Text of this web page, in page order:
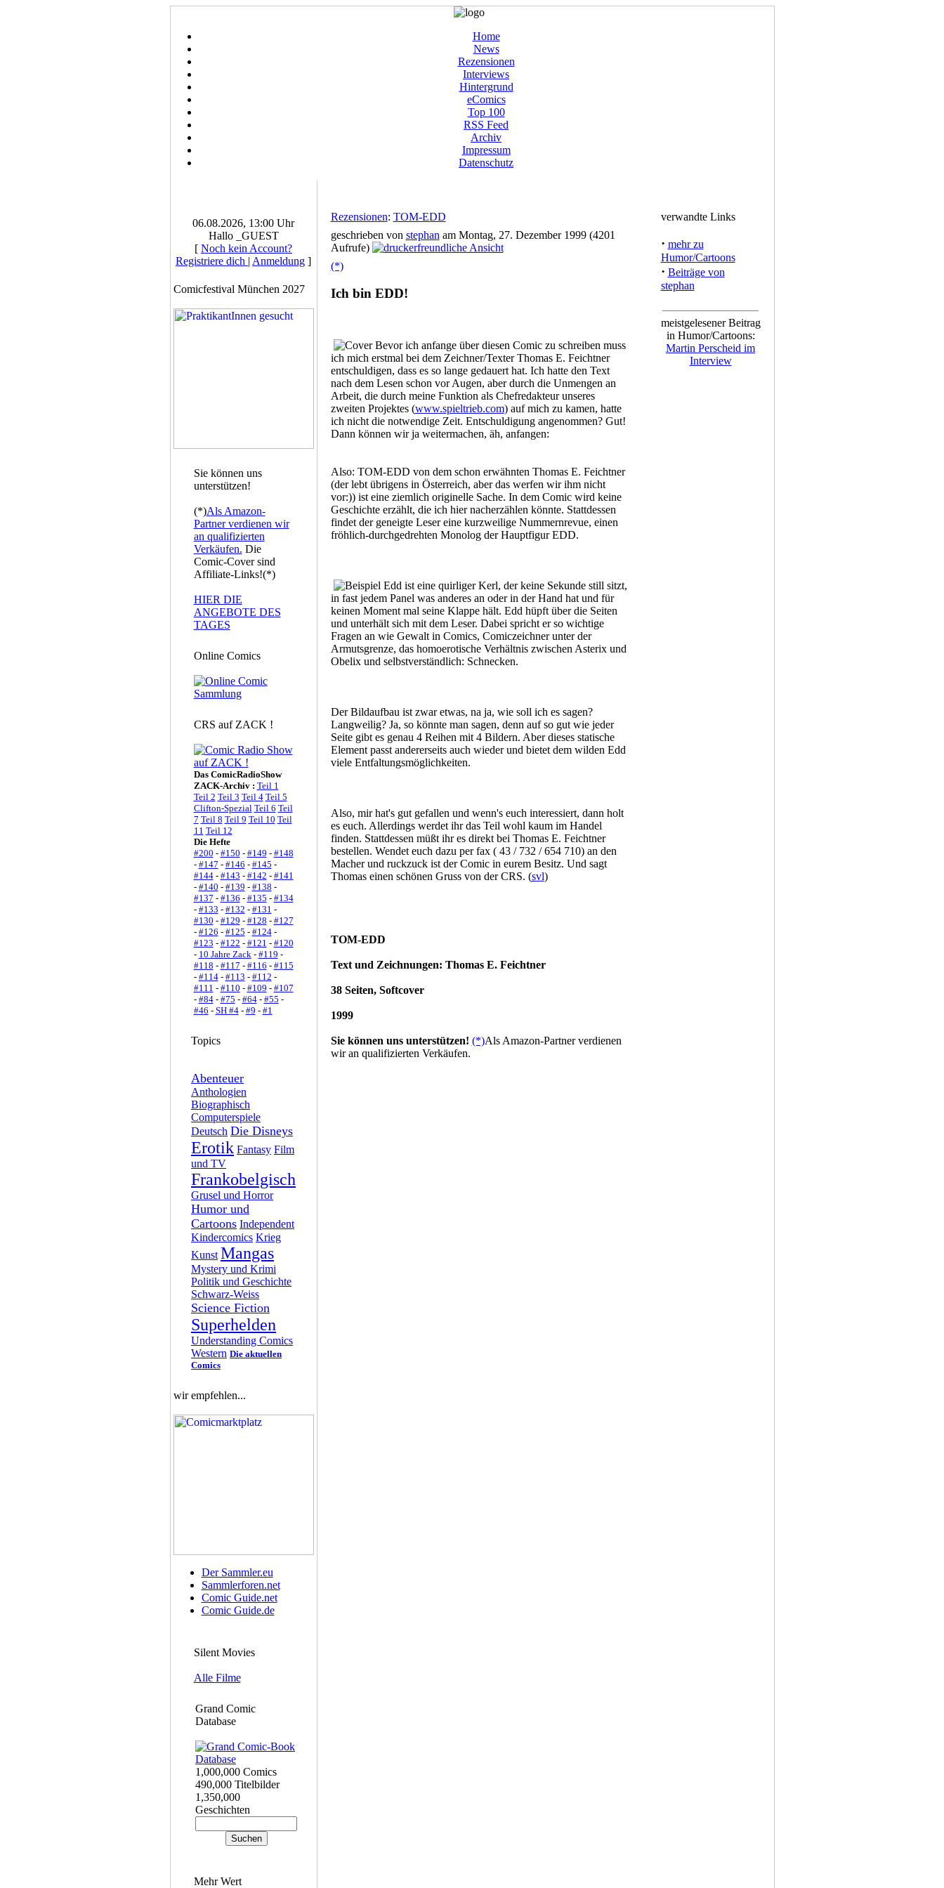
Home
News
Rezensionen
Interviews
Hintergrund
eComics
Top 100
RSS Feed
Archiv
Impressum
Datenschutz
06.08.2026, 13:00 Uhr
Hallo _GUEST
[ Noch kein Account?
Registriere dich | Anmeldung ]
Comicfestival München 2027
Sie können uns
unterstützen!
(*)Als Amazon-
Partner verdienen wir
an qualifizierten
Verkäufen. Die
Comic-Cover sind
Affiliate-Links!(*)
HIER DIE
ANGEBOTE DES
TAGES
Online Comics
CRS auf ZACK !
Das ComicRadioShow
ZACK-Archiv : Teil 1
Teil 2 Teil 3 Teil 4 Teil 5
Clifton-Spezial Teil 6 Teil
7 Teil 8 Teil 9 Teil 10 Teil
11 Teil 12
Die Hefte
#200 - #150 - #149 - #148
- #147 - #146 - #145 -
#144- #143 - #142 - #141
- #140 - #139 - #138 -
#137 - #136 - #135 - #134
- #133 - #132 - #131 -
#130 - #129 - #128 - #127
- #126 - #125 - #124-
#123 - #122 - #121 - #120
- 10 Jahre Zack- #119 -
#118 - #117 - #116 - #115
- #114- #113 - #112 -
#111 - #110 - #109 - #107
- #84- #75 - #64- #55 -
#46 - SH #4- #9 - #1
Topics
Abenteuer
Anthologien
Biographisch
Computerspiele
Deutsch Die Disneys
Erotik Fantasy Film
und TV
Frankobelgisch
Grusel und Horror
Humor und
Cartoons Independent
Kindercomics Krieg
Kunst Mangas
Mystery und Krimi
Politik und Geschichte
Schwarz-Weiss
Science Fiction
Superhelden
Understanding Comics
Western Die aktuellen
Comics
wir empfehlen...
Der Sammler.eu
Sammlerforen.net
Comic Guide.net
Comic Guide.de
Silent Movies
Alle Filme
Grand Comic
Database
1,000,000 Comics
490,000 Titelbilder
1,350,000
Geschichten
Mehr Wert
Rezensionen: TOM-EDD
geschrieben von stephan am Montag, 27. Dezember 1999 (4201
Aufrufe)
(*)
Ich bin EDD!
Bevor ich anfange über diesen Comic zu schreiben muss
ich mich erstmal bei dem Zeichner/Texter Thomas E. Feichtner
entschuldigen, dass es so lange gedauert hat. Ich hatte den Text
nach dem Lesen schon vor Augen, aber durch die Unmengen an
Arbeit, die durch meine Funktion als Chefredakteur unseres
zweiten Projektes (www.spieltrieb.com) auf mich zu kamen, hatte
ich nicht die notwendige Zeit. Entschuldigung angenommen? Gut!
Dann können wir ja weitermachen, äh, anfangen:
Also: TOM-EDD von dem schon erwähnten Thomas E. Feichtner
(der lebt übrigens in Österreich, aber das werfen wir ihm nicht
vor:)) ist eine ziemlich originelle Sache. In dem Comic wird keine
Geschichte erzählt, die ich hier nacherzählen könnte. Stattdessen
findet der geneigte Leser eine kurzweilige Nummernrevue, einen
fröhlich-durchgedrehten Monolog der Hauptfigur EDD.
Edd ist eine quirliger Kerl, der keine Sekunde still sitzt,
in fast jedem Panel was anderes an oder in der Hand hat und für
keinen Moment mal seine Klappe hält. Edd hüpft über die Seiten
und unterhält sich mit dem Leser. Dabei spricht er so wichtige
Fragen an wie Gewalt in Comics, Comiczeichner unter der
Armutsgrenze, das homoerotische Verhältnis zwischen Asterix und
Obelix und selbstverständlich: Schnecken.
Der Bildaufbau ist zwar etwas, na ja, wie soll ich es sagen?
Langweilig? Ja, so könnte man sagen, denn auf so gut wie jeder
Seite gibt es genau 4 Reihen mit 4 Bildern. Aber dieses statische
Element passt andererseits auch wieder und bietet dem wilden Edd
viele Entfaltungsmöglichkeiten.
Also, mir hat's gut gefallen und wenn's euch interessiert, dann holt
es euch. Allerdings werdet ihr das Teil wohl kaum im Handel
finden. Stattdessen müßt ihr es direkt bei Thomas E. Feichtner
bestellen. Wendet euch dazu per fax ( 43 / 732 / 654 710) an den
Macher und ruckzuck ist der Comic in eurem Besitz. Und sagt
Thomas einen schönen Gruss von der CRS. (svl)
TOM-EDD
Text und Zeichnungen: Thomas E. Feichtner
38 Seiten, Softcover
1999
Sie können uns unterstützen! (*)Als Amazon-Partner verdienen
wir an qualifizierten Verkäufen.
verwandte Links
· mehr zu
Humor/Cartoons
· Beiträge von
stephan
meistgelesener Beitrag
in Humor/Cartoons:
Martin Perscheid im
Interview